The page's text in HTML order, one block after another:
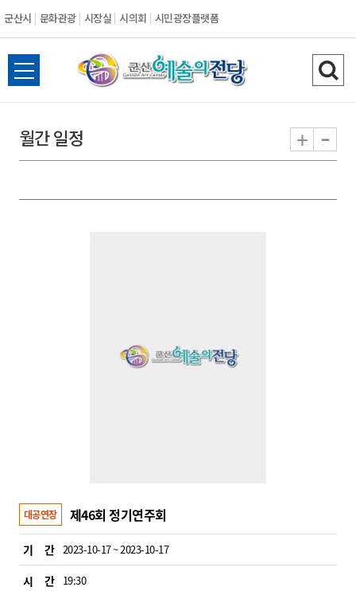
군산시 문화관광 시장실 시의회 시민광장플랫폼
군
산
전
체
뉴
열
검
색
기
월간 일정 + -
대공연장 제46회 정기연주회
기 간 2023-10-17 ~ 2023-10-17
시 간 19:30